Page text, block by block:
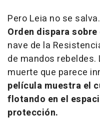
Pero Leia no se salva.
Orden dispara
nave de la
de mandos rebeldes.
muerte que parece
película muestra el
flotando en el
protección.